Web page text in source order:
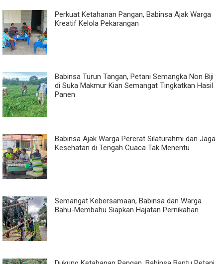
Perkuat Ketahanan Pangan, Babinsa Ajak Warga
Kreatif Kelola Pekarangan
Babinsa Turun Tangan, Petani Semangka Non Biji
di Suka Makmur Kian Semangat Tingkatkan Hasil
Panen
Babinsa Ajak Warga Pererat Silaturahmi dan Jaga
Kesehatan di Tengah Cuaca Tak Menentu
Semangat Kebersamaan, Babinsa dan Warga
Bahu-Membahu Siapkan Hajatan Pernikahan